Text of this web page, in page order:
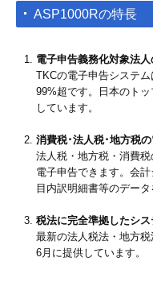
ASP1000Rの特長
電子申告義務化対象法
TKCの電子申告システ
99%超です。日本のト
しています。
消費税･法人税･地方税
法人税・地方税・消費
電子申告できます。会
目内訳明細書等のデー
税法に完全準拠したシ
最新の法人税法・地方
6月に提供しています。